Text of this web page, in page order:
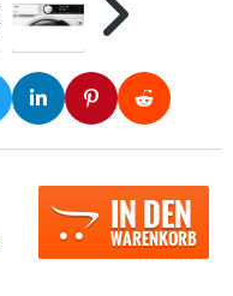
IN DEN
WARENKORB